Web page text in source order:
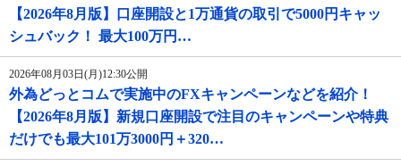
【2026年8月版】口座開設と1万通貨の取引で5000円キャッ
シュバック！ 最大100万円…
2026年08月03日(月)12:30公開
外為どっとコムで実施中のFXキャンペーンなどを紹介！
【2026年8月版】新規口座開設で注目のキャンペーンや特典
だけでも最大101万3000円＋320…